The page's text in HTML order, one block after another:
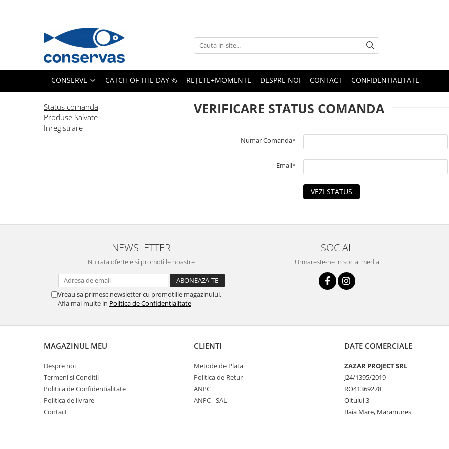
CONSERVE
ANȘOA - HAMSII
FRUCTE DE MARE + ALȚI PEȘTI
CONSERVE CATCH OF THE DAY % REȚETE+MOMENTE DESPRE NOI CONTACT CONFIDENTIALITATE
Status comanda
Produse Salvate
Inregistrare
VERIFICARE STATUS COMANDA
Numar Comanda*
Email*
VEZI STATUS
NEWSLETTER
Nu rata ofertele si promotiile noastre
Vreau sa primesc newsletter cu promotiile magazinului.
Afla mai multe in Politica de Confidentialitate
SOCIAL
Urmareste-ne in social media
MAGAZINUL MEU
Despre noi
Termeni si Conditii
Politica de Confidentialitate
Politica de livrare
Contact
CLIENTI
Metode de Plata
Politica de Retur
ANPC
ANPC - SAL
DATE COMERCIALE
ZAZAR PROJECT SRL
J24/1395/2019
RO41369278
Oltului 3
Baia Mare, Maramures